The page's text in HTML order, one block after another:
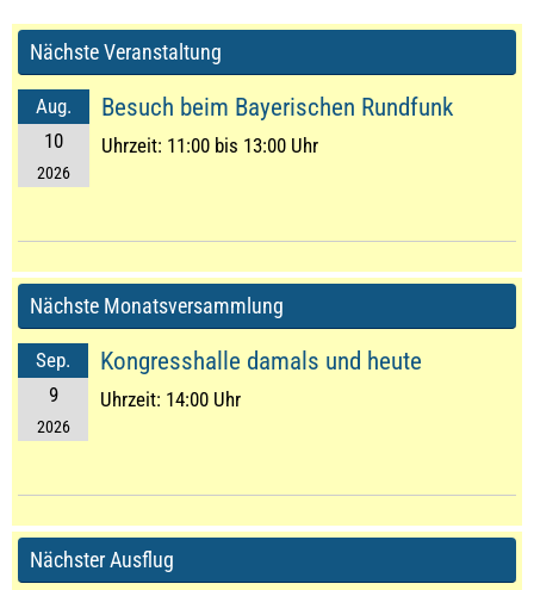
Nächste Veranstaltung
Aug.
10
2026
Besuch beim Bayerischen Rundfunk
Uhrzeit: 11:00 bis 13:00 Uhr
Nächste Monatsversammlung
Sep.
9
2026
Kongresshalle damals und heute
Uhrzeit: 14:00 Uhr
Nächster Ausflug